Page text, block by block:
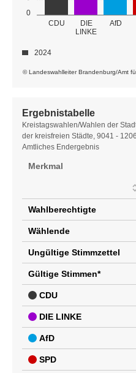
0
CDU
DIE
LINKE
AfD
© Landeswahlleiter Brandenburg/Amt
2024
Ergebnistabelle
Ergebnistabelle
Kreistagswahlen/Wahlen der
der kreisfreien Städte, 9041 -
Amtliches Endergebnis
Merkmal
Wahlberechtigte
Wählende
Ungültige Stimmzettel
Gültige Stimmen*
CDU
DIE LINKE
AfD
SPD